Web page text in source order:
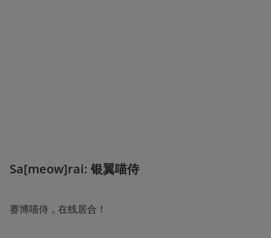
Sa[meow]rai: 银翼喵侍
赛博喵侍，在线居合！